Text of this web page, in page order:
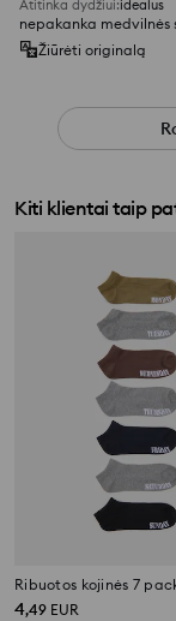
Atitinka dydžiui:idealus
nepakanka
Žiūrėti originalą
Kiti klientai taip
Ribuotos kojinės 7
4,49 EUR